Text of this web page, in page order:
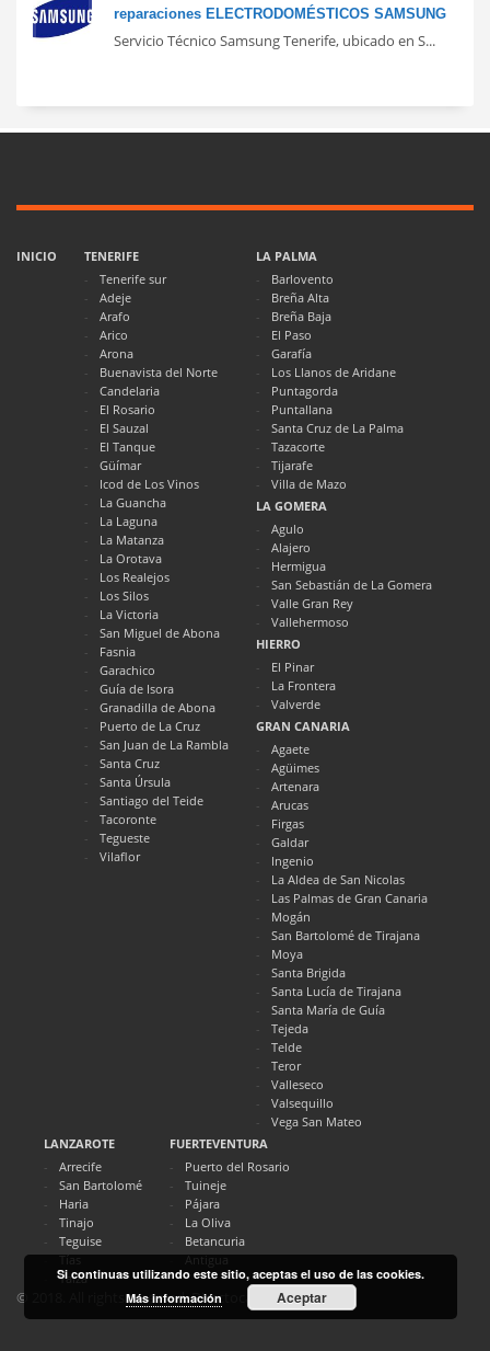
reparaciones ELECTRODOMÉSTICOS SAMSUNG
Servicio Técnico Samsung Tenerife, ubicado en S...
INICIO
TENERIFE
Tenerife sur
Adeje
Arafo
Arico
Arona
Buenavista del Norte
Candelaria
El Rosario
El Sauzal
El Tanque
Güímar
Icod de Los Vinos
La Guancha
La Laguna
La Matanza
La Orotava
Los Realejos
Los Silos
La Victoria
San Miguel de Abona
Fasnia
Garachico
Guía de Isora
Granadilla de Abona
Puerto de La Cruz
San Juan de La Rambla
Santa Cruz
Santa Úrsula
Santiago del Teide
Tacoronte
Tegueste
Vilaflor
LA PALMA
Barlovento
Breña Alta
Breña Baja
El Paso
Garafía
Los Llanos de Aridane
Puntagorda
Puntallana
Santa Cruz de La Palma
Tazacorte
Tijarafe
Villa de Mazo
LA GOMERA
Agulo
Alajero
Hermigua
San Sebastián de La Gomera
Valle Gran Rey
Vallehermoso
HIERRO
El Pinar
La Frontera
Valverde
GRAN CANARIA
Agaete
Agüimes
Artenara
Arucas
Firgas
Galdar
Ingenio
La Aldea de San Nicolas
Las Palmas de Gran Canaria
Mogán
San Bartolomé de Tirajana
Moya
Santa Brigida
Santa Lucía de Tirajana
Santa María de Guía
Tejeda
Telde
Teror
Valleseco
Valsequillo
Vega San Mateo
LANZAROTE
Arrecife
San Bartolomé
Haria
Tinajo
Teguise
Tías
Yaiza
FUERTEVENTURA
Puerto del Rosario
Tuineje
Pájara
La Oliva
Betancuria
Antigua
© 2018. All rights reserved. Directocanarias.com
Si continuas utilizando este sitio, aceptas el uso de las cookies.
Más información
Aceptar